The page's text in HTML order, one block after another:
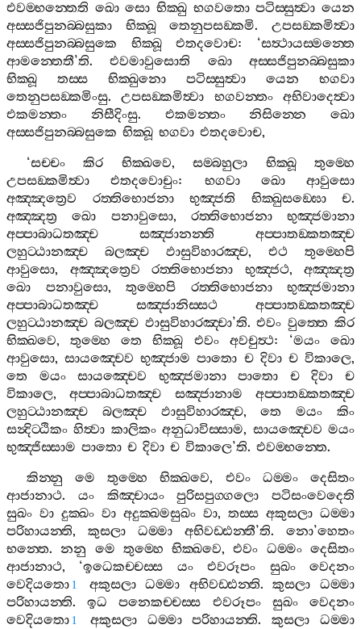
එවම‍්භන‍්තෙති ඛො සො භික‍්ඛු භගවතො පටිස‍්සුත්‍වා යෙන
අස‍්සජිපුනබ‍්බසුකා
භික‍්ඛූ තෙනුපසඞ‍්කමි.උපසඞ‍්කමිත්‍වා
අස‍්සජිපුනබ‍්බසුකෙ
භික‍්ඛූ එතදවොච: ‘සත්‍ථායස‍්මන‍්තෙ
ආමන‍්තෙතී’ති.එවමාවුසොති ඛො
අස‍්සජිපුනබ‍්බසුකා
භික‍්ඛූ
තස‍්ස භික‍්ඛුනො පටිස‍්සුත්‍වා යෙන
භගවා
තෙනුපසඞ‍්කමිංසු.උපසඞ‍්කමිත්‍වා භගවන‍්තං
අභිවාදෙත්‍වා
එකමන‍්තං
නිසීදිංසු. එකමන‍්තං නිසින‍්නෙ
ඛො
අස‍්සජිපුනබ‍්බසුකෙ භික‍්ඛූ භගවා එතදවොච,
‘සච‍්චං කිර භික‍්ඛවෙ,සම‍්බහුලා භික‍්ඛූ
තුම‍්හෙ
උපසඞ‍්කමිත්‍වා
එතදවොචුං: භගවා ඛො
ආවුසො
අඤ‍්ඤත්‍රෙව
රත‍්තිභොජනා භුඤ‍්ජති භික‍්ඛුසඞ‍්ඝො ච.
අඤ‍්ඤත්‍ර
ඛො පනාවුසො, රත‍්තිභොජනා
භුඤ‍්ජමානා
අප‍්පාබාධතඤ‍්ච
සඤ‍්ජානන‍්ති
අප‍්පාතඞ‍්කතඤ‍්ච
ලහුට‍්ඨානඤ‍්ච
බලඤ‍්ච ඵාසුවිහාරඤ‍්ච, එථ
තුම‍්හෙපි
ආවුසො, අඤ‍්ඤත්‍රෙව රත‍්තිභොජනා භුඤ‍්ජථ, අඤ‍්ඤත්‍ර
ඛො
පනාවුසො, තුම‍්හෙපි රත‍්තිභොජනා
භුඤ‍්ජමානා
අප‍්පාබාධතඤ‍්ච
සඤ‍්ජානිස‍්සථ
අප‍්පාතඞ‍්කතඤ‍්ච
ලහුට‍්ඨානඤ‍්ච බලඤ‍්ච ඵාසුවිහාරඤ‍්චා’ති.එවං වුත‍්තෙ කිර
භික‍්ඛවෙ,තුම‍්හෙ තෙ භික‍්ඛූ එවං අවචුත්‍ථ: ‘මයං
ඛො
ආවුසො,සායඤ‍්චෙව භුඤ‍්ජාම පාතො ච දිවා ච විකාලෙ,
තෙ
මයං සායඤ‍්චෙව භුඤ‍්ජමානා පාතො ච දිවා
ච
විකාලෙ,අප‍්පාබාධතඤ‍්ච සඤ‍්ජානාම
අප‍්පාතඞ‍්කතඤ‍්ච
ලහුට‍්ඨානඤ‍්ච
බලඤ‍්ච ඵාසුවිහාරඤ‍්ච,තෙ මයං
කිං
සන්‍දිට‍්ඨිකං හිත්‍වා කාලිකං අනුධාවිස‍්සාම, සායඤ‍්චෙව මයං
භුඤ‍්ජිස‍්සාම පාතො ච දිවා ච විකාලෙ’ති. එවම‍්භන‍්තෙ.
කින‍්නු
මෙ තුම‍්හෙ භික‍්ඛවෙ, එවං ධම‍්මං
දෙසිතං
ආජානාථ. යං කිඤ‍්චායං පුරිසපුග‍්ගලො
පටිසංවෙදෙති
සුඛං වා දුක‍්ඛං වා අදුක‍්ඛමසුඛං වා, තස‍්ස අකුසලා ධම‍්මා
පරිහායන‍්ති, කුසලා ධම‍්මා අභිවඩ‍්ඪන‍්තී’ති. නො’හෙතං
භන‍්තෙ.නනු මෙ තුම‍්හෙ භික‍්ඛවෙ,එවං ධම‍්මං දෙසිතං
ආජානාථ, ‘ඉධෙකච‍්චස‍්ස යං එවරූපං සුඛං
වෙදනං
වෙදියතො 1 අකුසලා ධම‍්මා අභිවඩ‍්ඪන‍්ති.කුසලා
ධම‍්මා
පරිහායන‍්ති.ඉධ පනෙකච‍්චස‍්ස එවරූපං සුඛං
වෙදනං
වෙදියතො 1 අකුසලා ධම‍්මා පරිහායන‍්ති.කුසලා
ධම‍්මා